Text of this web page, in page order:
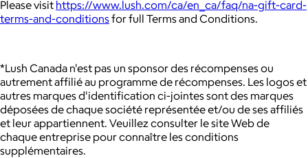
Please visit https://www.lush.com/ca/en_ca/faq/na-gift-card-
terms-and-conditionsfor full Terms and Conditions.
*Lush Canada n'est pas un sponsor des récompenses ou
autrement affilié au programme de récompenses. Les logos et
autres marques d'identification ci-jointes sont des marques
déposées de chaque société représentée et/ou de ses affiliés
et leur appartiennent. Veuillez consulter le site Web de
chaque entreprise pour connaître les conditions
supplémentaires.